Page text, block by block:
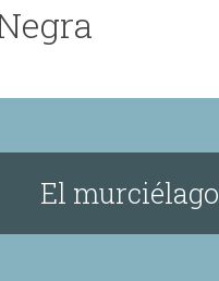
El murciélago